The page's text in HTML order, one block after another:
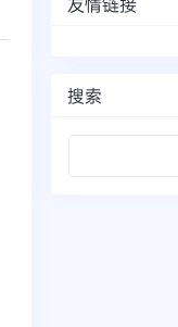
搜索